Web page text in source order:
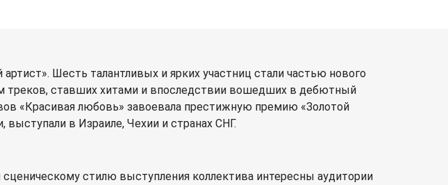
Шесть талантливых и ярких участниц стали частью нового
треков, ставших хитами и впоследствии вошедших в дебютный
«Красивая любовь» завоевала престижную премию «Золотой
в Израиле, Чехии и странах СНГ.
стилю выступления коллектива интересны аудитории